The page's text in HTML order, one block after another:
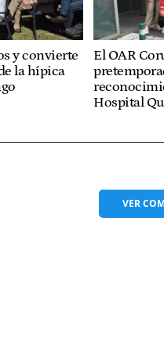
y convierte
la hípica
El OAR
Hospital
VER